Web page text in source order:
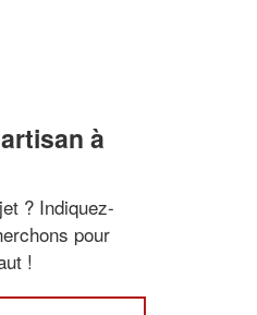
à
? Indiquez-
pour
!